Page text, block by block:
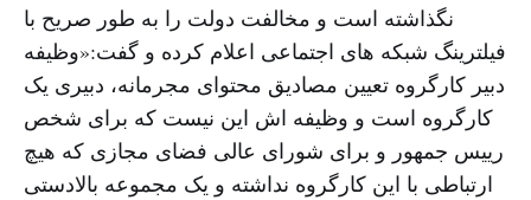
نگذاشته است و مخالفت دولت را به طور صریح با
فیلترینگ شبکه های اجتماعی اعلام کرده و گفت:«وظیفه
دبیر کارگروه تعیین مصادیق محتوای مجرمانه، دبیری یک
کارگروه است و وظیفه اش این نیست که برای شخص
رییس جمهور و برای شورای عالی فضای مجازی که هیچ
ارتباطی با این کارگروه نداشته و یک مجموعه بالادستی